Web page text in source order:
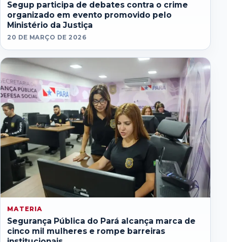
Segup participa de debates contra o crime
organizado em evento promovido pelo
Ministério da Justiça
20 DE MARÇO DE 2026
MATERIA
Segurança Pública do Pará alcança marca de
cinco mil mulheres e rompe barreiras